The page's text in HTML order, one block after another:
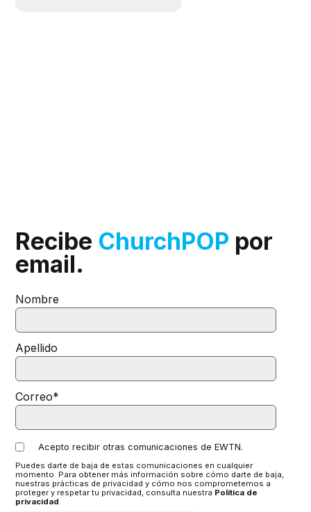
Recibe ChurchPOP por
email.
Nombre
Apellido
Correo*
Acepto recibir otras comunicaciones de EWTN.
Puedes darte de baja de estas comunicaciones en cualquier
momento. Para obtener más información sobre cómo darte de baja,
nuestras prácticas de privacidad y cómo nos comprometemos a
proteger y respetar tu privacidad, consulta nuestra Política de
privacidad.